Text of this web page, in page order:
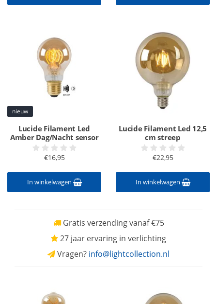
nieuw
Lucide Filament Led
Amber Dag/Nacht sensor
€16,95
In winkelwagen
Lucide Filament Led 12,5
cm streep
€22,95
In winkelwagen
Gratis verzending vanaf €75
27 jaar ervaring in verlichting
Vragen? info@lightcollection.nl